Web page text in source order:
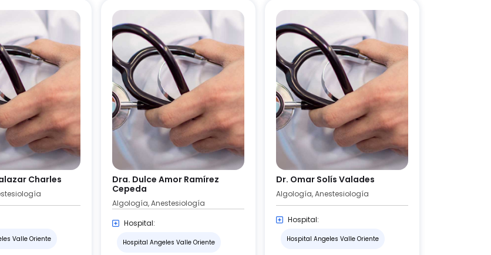
Charles
Valle Oriente
Dra. Dulce Amor Ramírez
Cepeda
Algología, Anestesiología
Hospital:
Hospital Angeles Valle Oriente
Dr. Omar Solís Valades
Algología, Anestesiología
Hospital:
Hospital Angeles Valle Oriente